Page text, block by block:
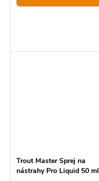
Trout Master Sprej na
nástrahy Pro Liquid 50 ml